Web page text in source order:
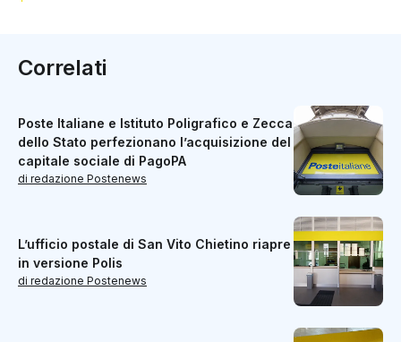
Correlati
Poste Italiane e Istituto Poligrafico e Zecca
dello Stato perfezionano l’acquisizione del
capitale sociale di PagoPA
di redazione Postenews
L’ufficio postale di San Vito Chietino riapre
in versione Polis
di redazione Postenews